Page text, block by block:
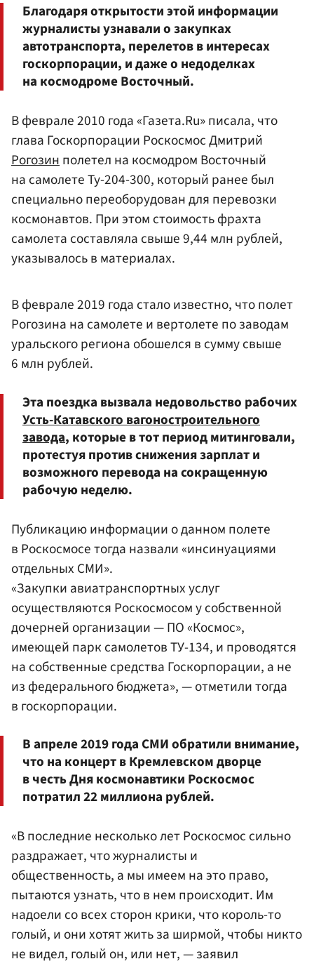
Благодаря открытости этой информации
журналисты узнавали о закупках
автотранспорта, перелетов в интересах
госкорпорации, и даже о недоделках
на космодроме Восточный.
В феврале 2010 года «Газета.Ru» писала, что
глава Госкорпорации Роскосмос Дмитрий
Рогозинполетел на космодром Восточный
на самолете Ту-204-300, который ранее был
специально переоборудован для перевозки
космонавтов. При этом стоимость фрахта
самолета составляла свыше 9,44 млн рублей,
указывалось в материалах.
В феврале 2019 года стало известно, что полет
Рогозина на самолете и вертолете по заводам
уральского региона обошелся в сумму свыше
6 млн рублей.
Эта поездка вызвала недовольство рабочих
Усть-Катавского вагоностроительного
завода, которые в тот период митинговали,
протестуя против снижения зарплат и
возможного перевода на сокращенную
рабочую неделю.
Публикацию информации о данном полете
в Роскосмосе тогда назвали «инсинуациями
отдельных СМИ».
«Закупки авиатранспортных услуг
осуществляются Роскосмосом у собственной
дочерней организации — ПО «Космос»,
имеющей парк самолетов ТУ-134, и проводятся
на собственные средства Госкорпорации, а не
из федерального бюджета», — отметили тогда
в госкорпорации.
В апреле 2019 года СМИ обратили внимание,
что на концерт в Кремлевском дворце
в честь Дня космонавтики Роскосмос
потратил 22 миллиона рублей.
«В последние несколько лет Роскосмос сильно
раздражает, что журналисты и
общественность, а мы имеем на это право,
пытаются узнать, что в нем происходит. Им
надоели со всех сторон крики, что король-то
голый, и они хотят жить за ширмой, чтобы никто
не видел, голый он, или нет, — заявил